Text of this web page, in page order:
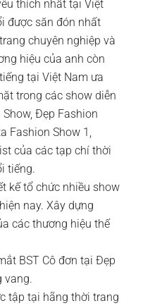
thích nhất tại Việt
được săn đón nhất
chuyên nghiệp và
hiệu của anh còn
tại Việt Nam ưa
trong các show diễn
Đẹp Fashion
Fashion Show 1,
của các tạp chí thời
tiếng.
kế tổ chức nhiều show
nay. Xây dựng
các thương hiệu thế
BST Cô đơn tại Đẹp
vang.
tập tại hãng thời trang